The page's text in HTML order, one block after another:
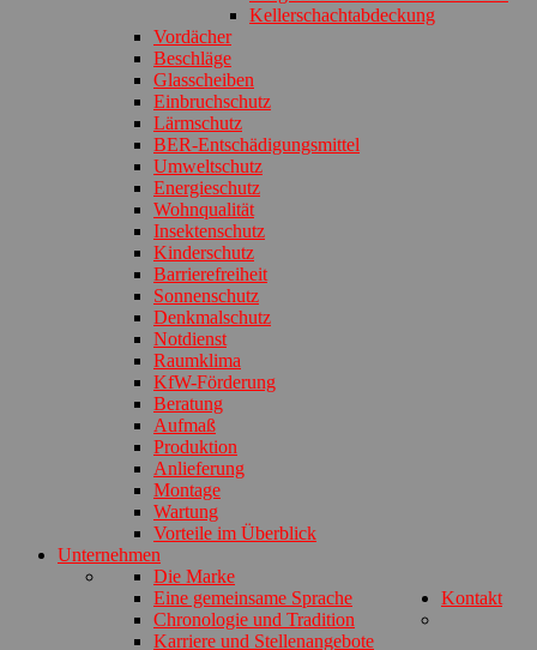
Kellerschachtabdeckung
Vordächer
Beschläge
Glasscheiben
Einbruchschutz
Lärmschutz
BER-Entschädigungsmittel
Umweltschutz
Energieschutz
Wohnqualität
Insektenschutz
Kinderschutz
Barrierefreiheit
Sonnenschutz
Denkmalschutz
Notdienst
Raumklima
KfW-Förderung
Beratung
Aufmaß
Produktion
Anlieferung
Montage
Wartung
Vorteile im Überblick
Unternehmen
Die Marke
Eine gemeinsame Sprache
Chronologie und Tradition
Karriere und Stellenangebote
Kontakt